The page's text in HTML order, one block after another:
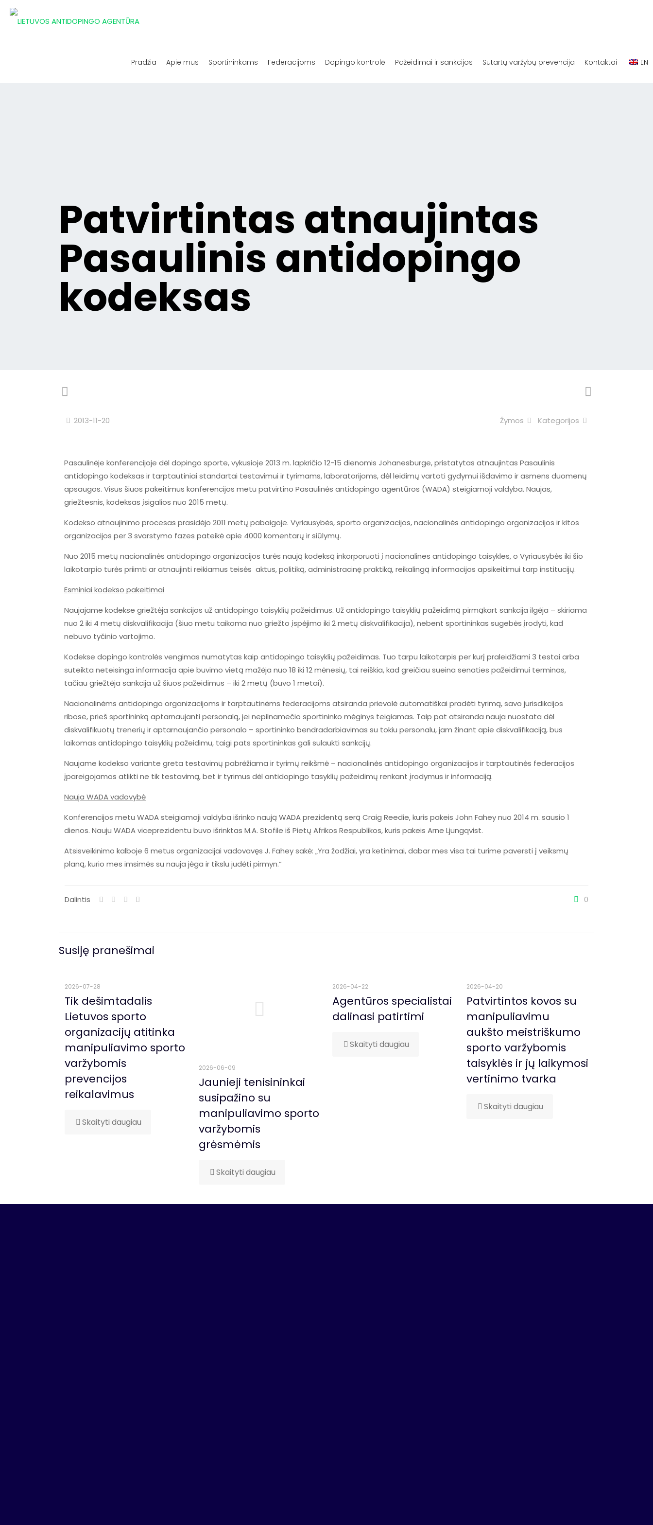
Pradžia Apie mus Sportininkams Federacijoms Dopingo kontrolė Pažeidimai ir sankcijos Sutartų varžybų prevencija Kontaktai EN
Patvirtintas atnaujintas
Pasaulinis antidopingo
kodeksas
2013-11-20 Kategorijos
Žymos
Pasaulinėje konferencijoje dėl dopingo sporte, vykusioje 2013 m. lapkričio 12-15 dienomis Johanesburge, pristatytas atnaujintas Pasaulinis
antidopingo kodeksas ir tarptautiniai standartai testavimui ir tyrimams, laboratorijoms, dėl leidimų vartoti gydymui išdavimo ir asmens duomenų
apsaugos. Visus šiuos pakeitimus konferencijos metu patvirtino Pasaulinės antidopingo agentūros (WADA) steigiamoji valdyba. Naujas,
griežtesnis, kodeksas įsigalios nuo 2015 metų.
Kodekso atnaujinimo procesas prasidėjo 2011 metų pabaigoje. Vyriausybės, sporto organizacijos, nacionalinės antidopingo organizacijos ir kitos
organizacijos per 3 svarstymo fazes pateikė apie 4000 komentarų ir siūlymų.
Nuo 2015 metų nacionalinės antidopingo organizacijos turės naują kodeksą inkorporuoti į nacionalines antidopingo taisykles, o Vyriausybės iki šio
laikotarpio turės priimti ar atnaujinti reikiamus teisės aktus, politiką, administracinę praktiką, reikalingą informacijos apsikeitimui tarp institucijų.
Esminiai kodekso pakeitimai
Naujajame kodekse griežtėja sankcijos už antidopingo taisyklių pažeidimus. Už antidopingo taisyklių pažeidimą pirmąkart sankcija ilgėja – skiriama
nuo 2 iki 4 metų diskvalifikacija (šiuo metu taikoma nuo griežto įspėjimo iki 2 metų diskvalifikacija), nebent sportininkas sugebės įrodyti, kad
nebuvo tyčinio vartojimo.
Kodekse dopingo kontrolės vengimas numatytas kaip antidopingo taisyklių pažeidimas. Tuo tarpu laikotarpis per kurį praleidžiami 3 testai arba
suteikta neteisinga informacija apie buvimo vietą mažėja nuo 18 iki 12 mėnesių, tai reiškia, kad greičiau sueina senaties pažeidimui terminas,
tačiau griežtėja sankcija už šiuos pažeidimus – iki 2 metų (buvo 1 metai).
Nacionalinėms antidopingo organizacijoms ir tarptautinėms federacijoms atsiranda prievolė automatiškai pradėti tyrimą, savo jurisdikcijos
ribose, prieš sportininką aptarnaujanti personalą, jei nepilnamečio sportininko mėginys teigiamas. Taip pat atsiranda nauja nuostata dėl
diskvalifikuotų trenerių ir aptarnaujančio personalo – sportininko bendradarbiavimas su tokiu personalu, jam žinant apie diskvalifikaciją, bus
laikomas antidopingo taisyklių pažeidimu, taigi pats sportininkas gali sulaukti sankcijų.
Naujame kodekso variante greta testavimų pabrėžiama ir tyrimų reikšmė – nacionalinės antidopingo organizacijos ir tarptautinės federacijos
įpareigojamos atlikti ne tik testavimą, bet ir tyrimus dėl antidopingo tasyklių pažeidimų renkant įrodymus ir informaciją.
Nauja WADA vadovybė
Konferencijos metu WADA steigiamoji valdyba išrinko naują WADA prezidentą serą Craig Reedie, kuris pakeis John Fahey nuo 2014 m. sausio 1
dienos. Nauju WADA viceprezidentu buvo išrinktas M.A. Stofile iš Pietų Afrikos Respublikos, kuris pakeis Arne Ljungqvist.
Atsisveikinimo kalboje 6 metus organizacijai vadovavęs J. Fahey sakė: „Yra žodžiai, yra ketinimai, dabar mes visa tai turime paversti į veiksmų
planą, kurio mes imsimės su nauja jėga ir tikslu judėti pirmyn.“
Dalintis 0
Susiję pranešimai
2026-07-28
Tik dešimtadalis
Lietuvos sporto
organizacijų atitinka
manipuliavimo sporto
varžybomis
prevencijos
reikalavimus
Skaityti daugiau
2026-06-09
Jaunieji tenisininkai
susipažino su
manipuliavimo sporto
varžybomis
grėsmėmis
Skaityti daugiau
2026-04-22
Agentūros specialistai
dalinasi patirtimi
Skaityti daugiau
2026-04-20
Patvirtintos kovos su
manipuliavimu
aukšto meistriškumo
sporto varžybomis
taisyklės ir jų laikymosi
vertinimo tvarka
Skaityti daugiau